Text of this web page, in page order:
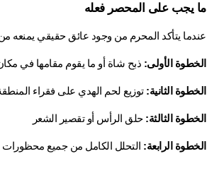
ما يجب على المحصر فعله
عندما يتأكد المحرم من وجود عائق حقيقي يمنعه
الخطوة الأولى: ذبح شاة أو ما يقوم مقامها في
الخطوة الثانية: توزيع لحم الهدي على فقراء
الخطوة الثالثة: حلق الرأس أو تقصير الشعر
الخطوة الرابعة: التحلل الكامل من جميع محظورات